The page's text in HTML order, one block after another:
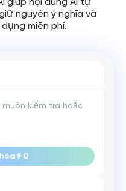
nguyên ý nghĩa và
miễn phí.
0